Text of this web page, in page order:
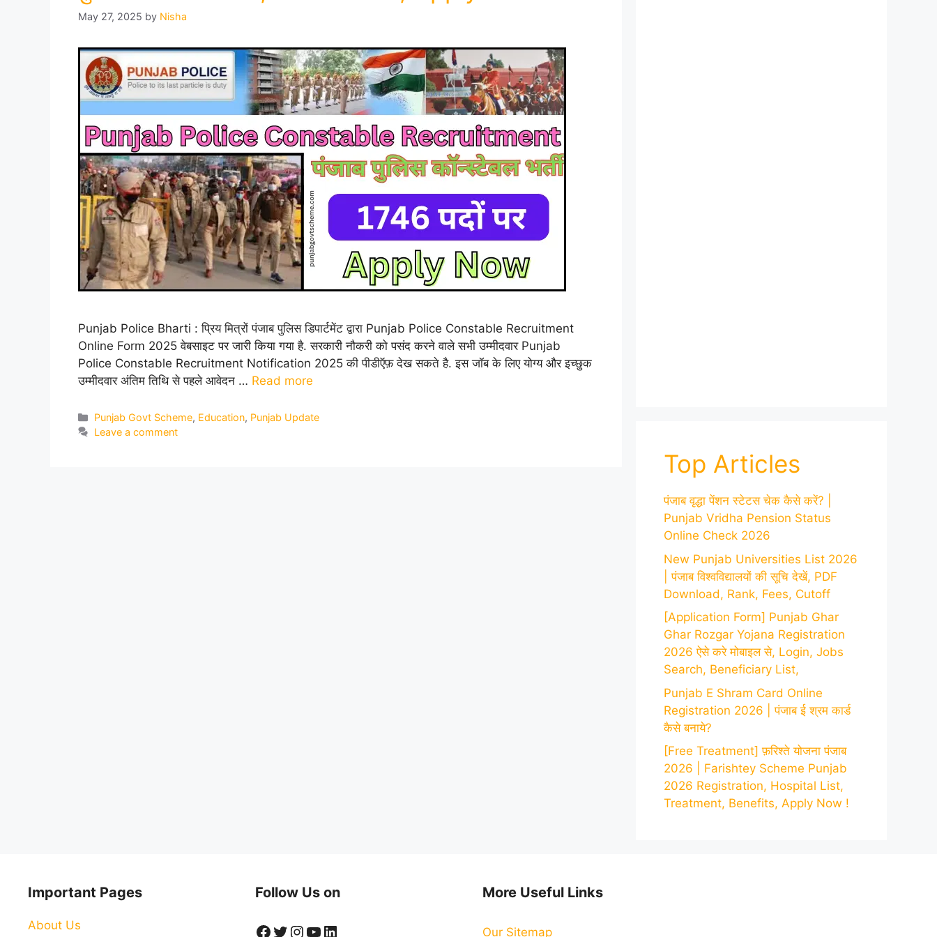
May 27, 2025 by Nisha
Punjab Police Bharti : प्रिय मित्रों पंजाब पुलिस डिपार्टमेंट द्वारा Punjab Police Constable Recruitment
Online Form 2025 वेबसाइट पर जारी किया गया है. सरकारी नौकरी को पसंद करने वाले सभी उम्मीदवार Punjab
Police Constable Recruitment Notification 2025 की पीडीऍफ़ देख सकते है. इस जॉब के लिए योग्य और इच्छुक
उम्मीदवार अंतिम तिथि से पहले आवेदन … Read more
Categories
Punjab Govt Scheme, Education, Punjab Update
Leave a comment
Top Articles
पंजाब वृद्धा पेंशन स्टेटस चेक कैसे करें? |
Punjab Vridha Pension Status
Online Check 2026
New Punjab Universities List 2026
| पंजाब विश्वविद्यालयों की सूचि देखें, PDF
Download, Rank, Fees, Cutoff
[Application Form] Punjab Ghar
Ghar Rozgar Yojana Registration
2026 ऐसे करे मोबाइल से, Login, Jobs
Search, Beneficiary List,
Punjab E Shram Card Online
Registration 2026 | पंजाब ई श्रम कार्ड
कैसे बनाये?
[Free Treatment] फ़रिश्ते योजना पंजाब
2026 | Farishtey Scheme Punjab
2026 Registration, Hospital List,
Treatment, Benefits, Apply Now !
Important Pages
About Us
Follow Us on
Facebook
Twitter
Instagram
YouTube
LinkedIn
More Useful Links
Our Sitemap